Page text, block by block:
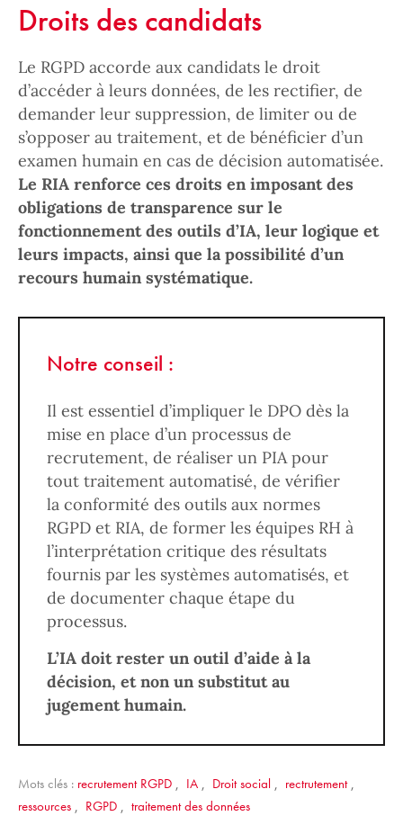
Droits des candidats
Le RGPD accorde aux candidats le droit
d’accéder à leurs données, de les rectifier, de
demander leur suppression, de limiter ou de
s’opposer au traitement, et de bénéficier d’un
examen humain en cas de décision automatisée.
Le RIA renforce ces droits en imposant des
obligations de transparence sur le
fonctionnement des outils d’IA, leur logique et
leurs impacts, ainsi que la possibilité d’un
recours humain systématique.
Notre conseil :
Il est essentiel d’impliquer le DPO dès la
mise en place d’un processus de
recrutement, de réaliser un PIA pour
tout traitement automatisé, de vérifier
la conformité des outils aux normes
RGPD et RIA, de former les équipes RH à
l’interprétation critique des résultats
fournis par les systèmes automatisés, et
de documenter chaque étape du
processus.
L’IA doit rester un outil d’aide à la
décision, et non un substitut au
jugement humain.
Mots clés : recrutement RGPD , IA , Droit social , rectrutement,
ressources , RGPD , traitement des données